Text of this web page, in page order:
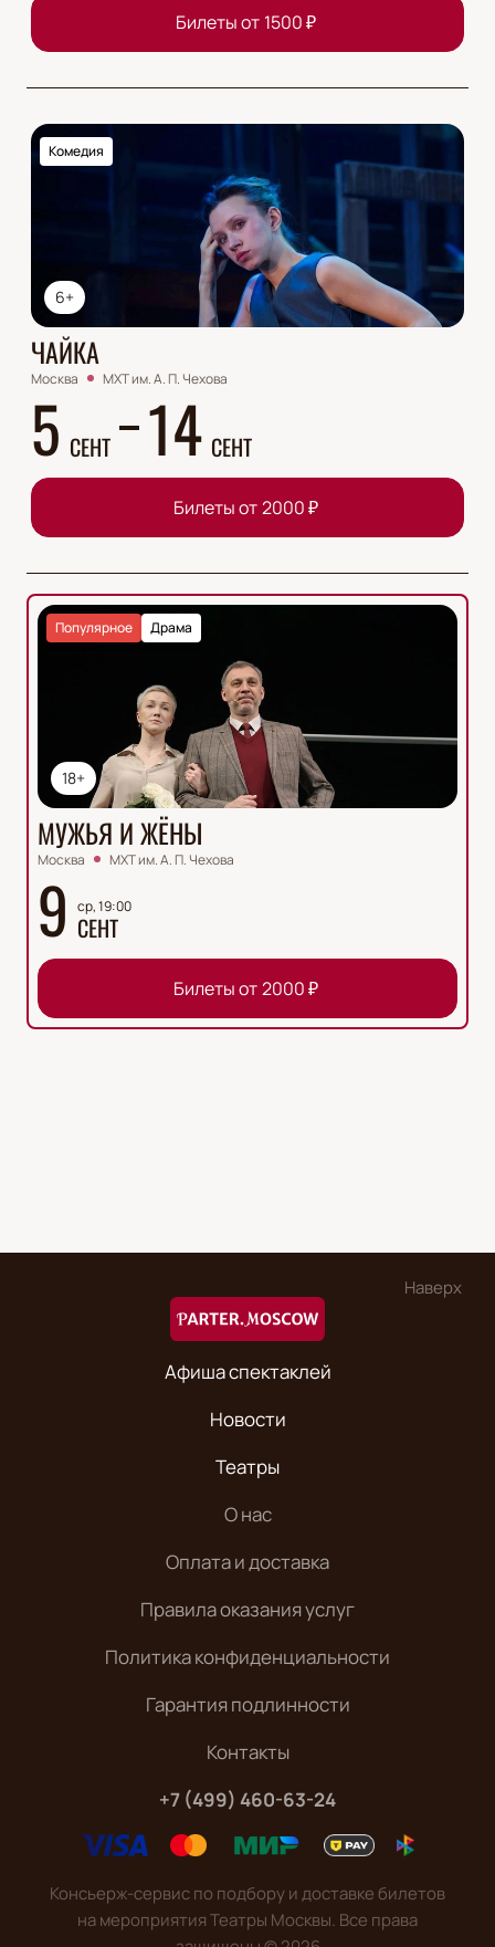
Билеты от 1500₽
6+
Комедия
ЧАЙКА
Москва МХТ им. А. П. Чехова
5 СЕНТ 14 СЕНТ
Билеты от 2000₽
18+
Драма
Популярное
МУЖЬЯ И ЖЁНЫ
Москва МХТ им. А. П. Чехова
9 ср, 19:00
СЕНТ
Билеты от 2000₽
Наверх
Афиша спектаклей
Новости
Театры
О нас
Оплата и доставка
Правила оказания услуг
Политика конфиденциальности
Гарантия подлинности
Контакты
+7 (499) 460-63-24
Консьерж-сервис по подбору и доставке билетов
на мероприятия Театры Москвы. Все права